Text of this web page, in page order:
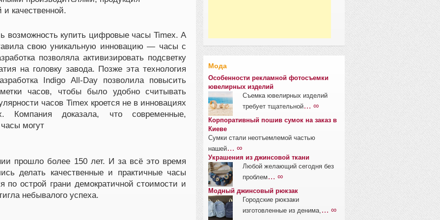
качественной.
возможность купить цифровые часы Timex. А
свою уникальную инновацию — часы с
позволяла активизировать подсветку
на головку завода. Позже эта технология
Indigo All-Day позволила повысить
часов, чтобы было удобно считывать
часов Timex кроется не в инновациях
Компания доказала, что современные,
могут
прошло более 150 лет. И за всё это время
делать качественные и практичные часы
по острой грани демократичной стоимости и
небывалого успеха.
Мода
Особенности рекламной фотосъемки
ювелирных изделий
Съемка ювелирных изделий
требует тщательной… ∞
Корпоративный пошив сумок на заказ в
Киеве
Сумки стали неотъемлемой частью
нашей… ∞
Украшения из джинсовой ткани
Любой желающий сегодня без
проблем … ∞
Модный джинсовый рюкзак
Городские рюкзаки
изготовленные из денима, … ∞